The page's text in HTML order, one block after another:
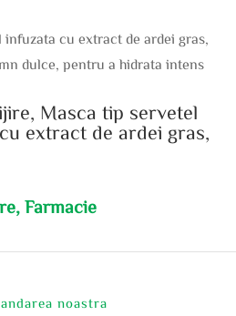
cu extract de ardei gras,
dulce, pentru a hidrata intens
Masca tip servetel
extract de ardei gras,
Farmacie
noastra